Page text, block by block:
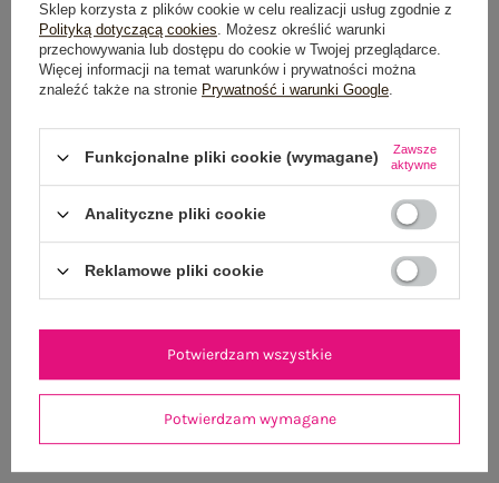
ZWROTY I REKLAMACJE
NEWSLETTER
Zapisz się do naszego newslettera i otrzymaj 15% zniżki na
pierwsze zamówienie
ZAPISZ SIĘ
Sklep korzysta z plików cookie w celu realizacji usług zgodnie z
Polityką dotyczącą cookies. Możesz określić warunki
przechowywania lub dostępu do cookie w Twojej przeglądarce.
Więcej informacji na temat warunków i prywatności można
znaleźć także na stronie Prywatność i warunki Google.
Funkcjonalne pliki cookie (wymagane)
Zawsze
aktywne
Analityczne pliki cookie
Reklamowe pliki cookie
Potwierdzam wymagane
Potwierdzam wszystkie